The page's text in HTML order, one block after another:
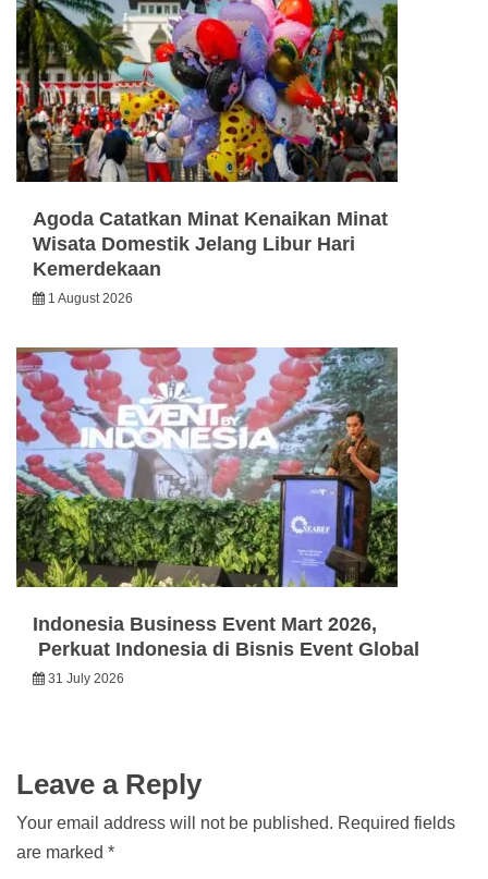
Agoda Catatkan Minat Kenaikan Minat
Wisata Domestik Jelang Libur Hari
Kemerdekaan
1 August 2026
Indonesia Business Event Mart 2026,
Perkuat Indonesia di Bisnis Event Global
31 July 2026
Leave a Reply
Your email address will not be published. Required fields
are marked *